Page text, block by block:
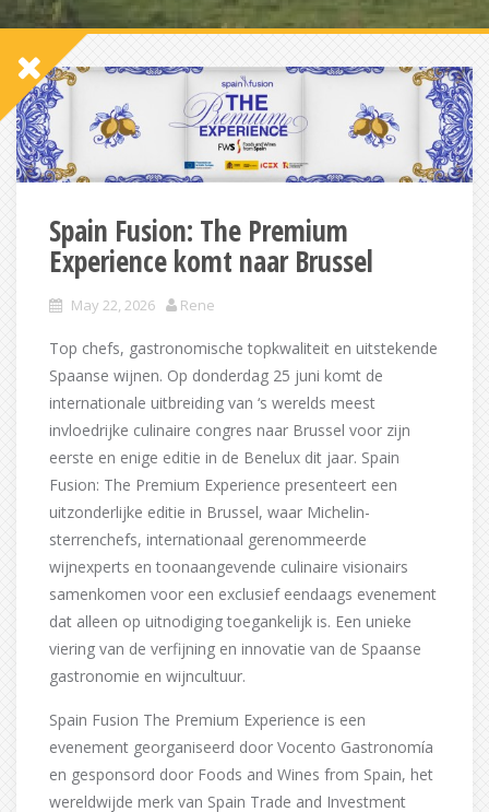
Spain Fusion: The Premium
Experience komt naar Brussel
May 22, 2026 Rene
Top chefs, gastronomische topkwaliteit en uitstekende
Spaanse wijnen. Op donderdag 25 juni komt de
internationale uitbreiding van ‘s werelds meest
invloedrijke culinaire congres naar Brussel voor zijn
eerste en enige editie in de Benelux dit jaar. Spain
Fusion: The Premium Experience presenteert een
uitzonderlijke editie in Brussel, waar Michelin-
sterrenchefs, internationaal gerenommeerde
wijnexperts en toonaangevende culinaire visionairs
samenkomen voor een exclusief eendaags evenement
dat alleen op uitnodiging toegankelijk is. Een unieke
viering van de verfijning en innovatie van de Spaanse
gastronomie en wijncultuur.
Spain Fusion The Premium Experience is een
evenement georganiseerd door Vocento Gastronomía
en gesponsord door Foods and Wines from Spain, het
wereldwijde merk van Spain Trade and Investment